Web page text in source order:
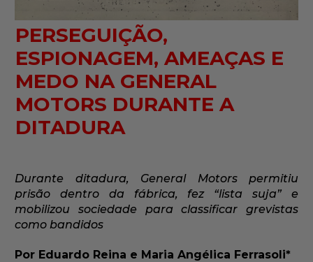
PERSEGUIÇÃO,
ESPIONAGEM, AMEAÇAS E
MEDO NA GENERAL
MOTORS DURANTE A
DITADURA
Durante ditadura, General Motors permitiu
prisão dentro da fábrica, fez “lista suja” e
mobilizou sociedade para classificar grevistas
como bandidos
Por Eduardo Reina e Maria Angélica Ferrasoli*